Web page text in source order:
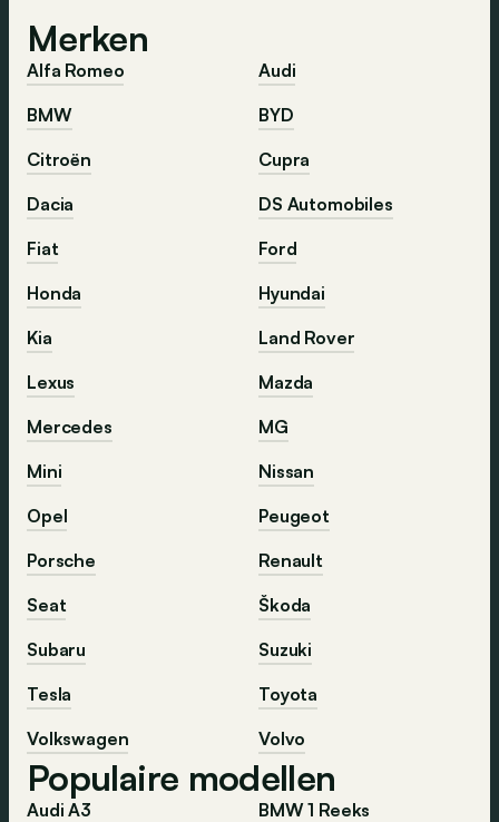
Merken
Alfa Romeo
Audi
BMW
BYD
Citroën
Cupra
Dacia
DS Automobiles
Fiat
Ford
Honda
Hyundai
Kia
Land Rover
Lexus
Mazda
Mercedes
MG
Mini
Nissan
Opel
Peugeot
Porsche
Renault
Seat
Škoda
Subaru
Suzuki
Tesla
Toyota
Volkswagen
Volvo
Populaire modellen
Audi A3
BMW 1 Reeks